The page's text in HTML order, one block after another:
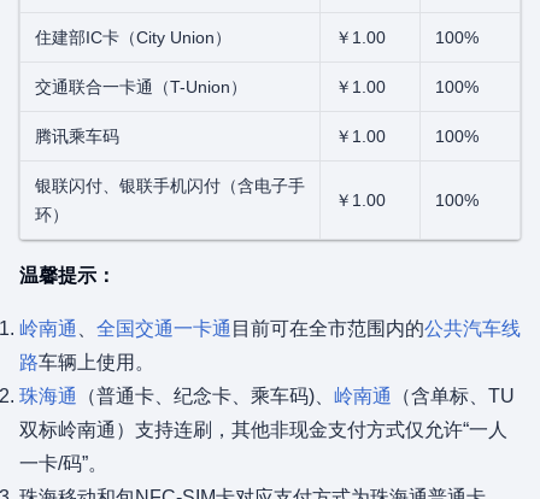
住建部IC卡（City Union） ￥1.00 100%
交通联合一卡通（T-Union） ￥1.00 100%
腾讯乘车码 ￥1.00 100%
银联闪付、银联手机闪付（含电子手
环）
￥1.00 100%
温馨提示：
岭南通 全国交通一卡通 目前可在全市范围内的公共汽车线
路车辆上使用。
珠海通
（普通卡、纪念卡、乘车码)、 岭南通
（含单标、TU
双标岭南通）支持连刷，其他非现金支付方式仅允许“一人
一卡/码”。